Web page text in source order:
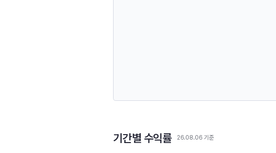
기간별 수익률 26.08.06 기준